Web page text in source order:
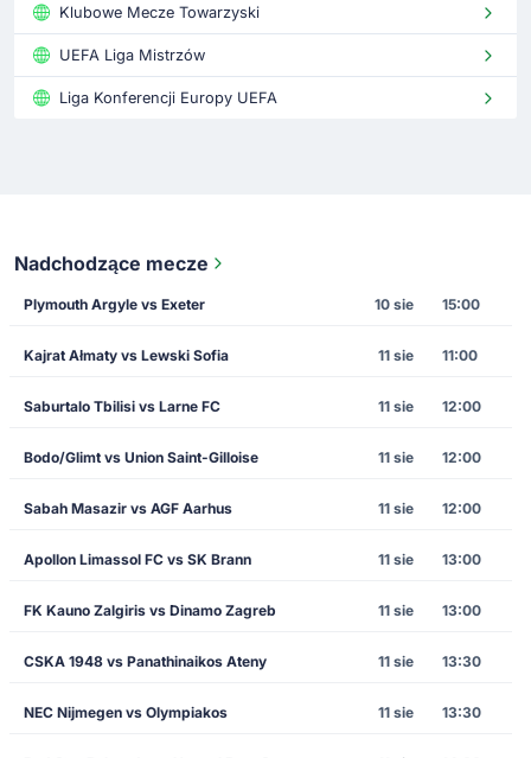
Klubowe Mecze Towarzyski
UEFA Liga Mistrzów
Liga Konferencji Europy UEFA
Nadchodzące mecze
Plymouth Argyle vs Exeter 10 sie 15:00
Kajrat Ałmaty vs Lewski Sofia 11 sie 11:00
Saburtalo Tbilisi vs Larne FC 11 sie 12:00
Bodo/Glimt vs Union Saint-Gilloise 11 sie 12:00
Sabah Masazir vs AGF Aarhus 11 sie 12:00
Apollon Limassol FC vs SK Brann 11 sie 13:00
FK Kauno Zalgiris vs Dinamo Zagreb 11 sie 13:00
CSKA 1948 vs Panathinaikos Ateny 11 sie 13:30
NEC Nijmegen vs Olympiakos 11 sie 13:30